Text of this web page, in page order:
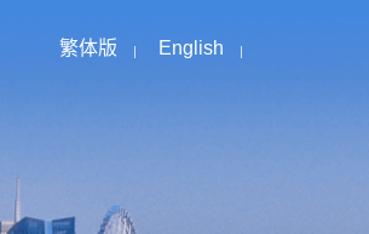
繁体版 English